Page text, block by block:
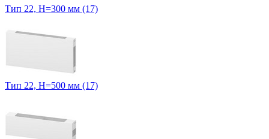
Тип 22, H=300 мм (17)
Тип 22, H=500 мм (17)